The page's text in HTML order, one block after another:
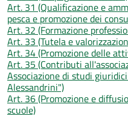
Art. 31 (Qualificazione e
pesca e promozione dei
Art. 32 (Formazione
Art. 33 (Tutela e
Art. 34 (Promozione delle
Art. 35 (Contributi
Associazione di studi
Alessandrini")
Art. 36 (Promozione e
scuole)